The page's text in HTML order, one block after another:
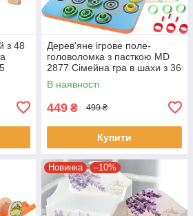
з 48
Дерев'яне ігрове поле-
головоломка з пасткою MD
2877 Сімейна гра в шахи з 36
шт кольорових кілець
В наявності
449 ₴ 499 ₴
Купити
Новинка –10%